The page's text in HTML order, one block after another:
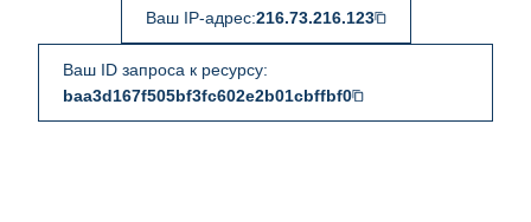
Ваш IP-адрес:216.73.216.123
Ваш ID запроса к ресурсу:
baa3d167f505bf3fc602e2b01cbffbf0